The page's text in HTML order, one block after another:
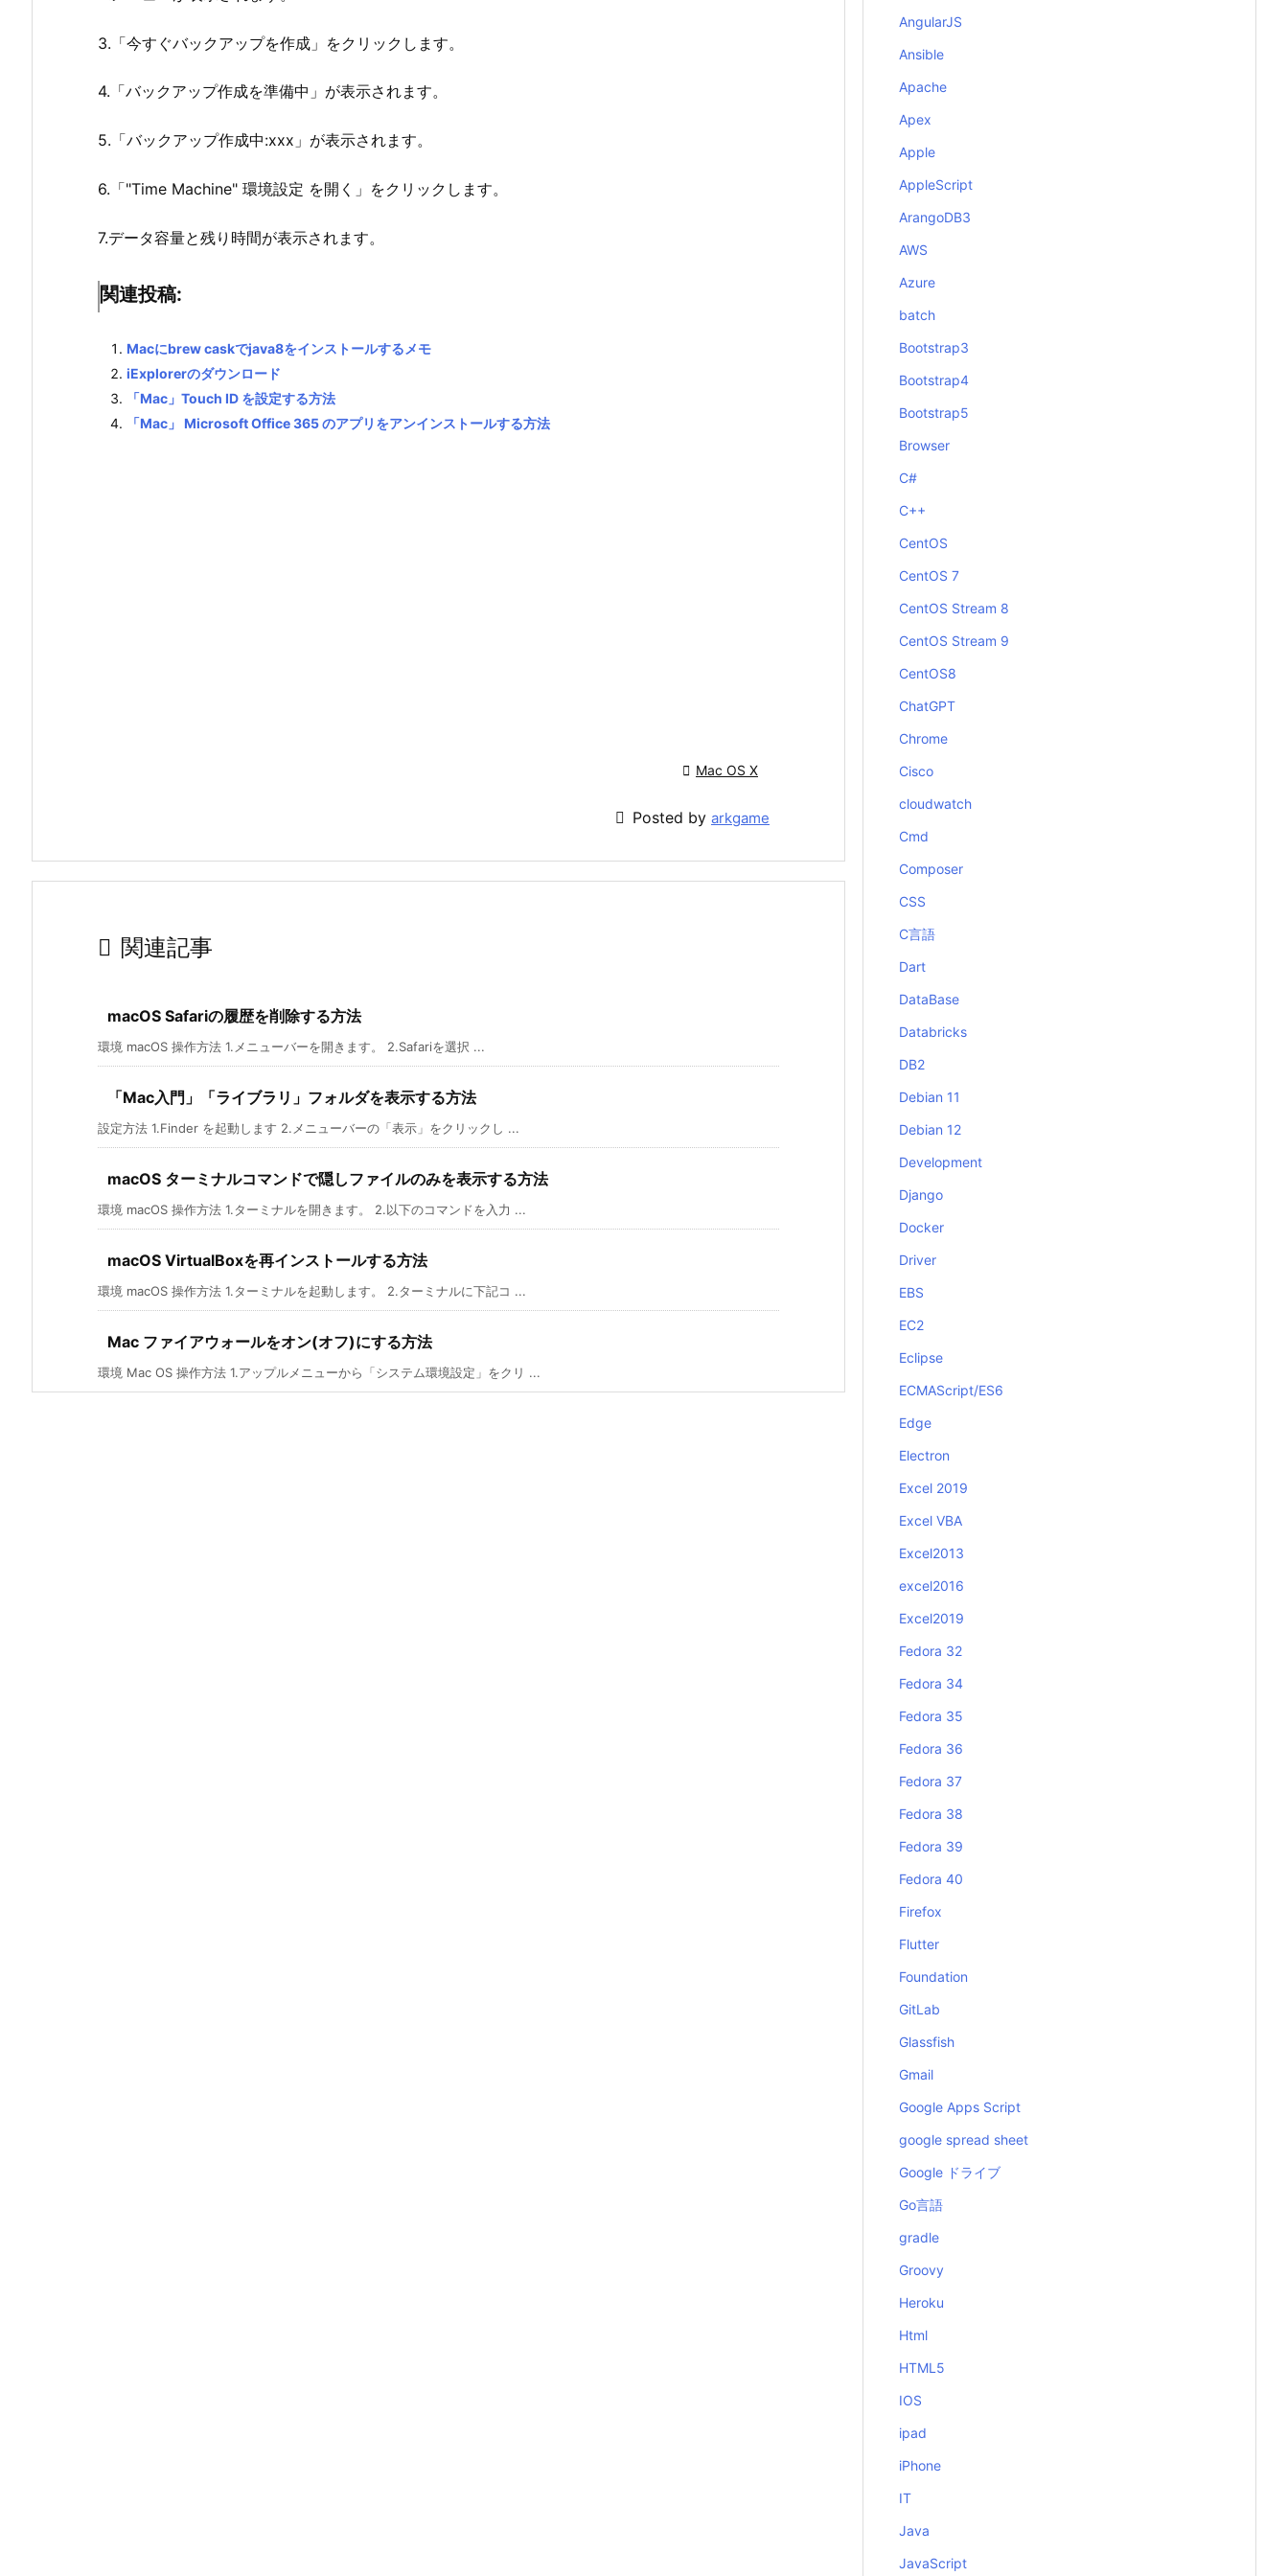
3.「今すぐバックアップを作成」をクリックします。
4.「バックアップ作成を準備中」が表示されます。
5.「バックアップ作成中:xxx」が表示されます。
6.「"Time Machine" 環境設定 を開く」をクリックします。
7.データ容量と残り時間が表示されます。
関連投稿:
Macにbrew caskでjava8をインストールするメモ
iExplorerのダウンロード
「Mac」Touch ID を設定する方法
「Mac」 Microsoft Office 365 のアプリをアンインストールする方法
 Mac OS X
 Posted by arkgame
 関連記事
macOS Safariの履歴を削除する方法
環境 macOS 操作方法 1.メニューバーを開きます。 2.Safariを選択 ...
「Mac入門」「ライブラリ」フォルダを表示する方法
設定方法 1.Finder を起動します 2.メニューバーの「表示」をクリックし ...
macOS ターミナルコマンドで隠しファイルのみを表示する方法
環境 macOS 操作方法 1.ターミナルを開きます。 2.以下のコマンドを入力 ...
macOS VirtualBoxを再インストールする方法
環境 macOS 操作方法 1.ターミナルを起動します。 2.ターミナルに下記コ ...
Mac ファイアウォールをオン(オフ)にする方法
環境 Mac OS 操作方法 1.アップルメニューから「システム環境設定」をクリ ...
AngularJS
Ansible
Apache
Apex
Apple
AppleScript
ArangoDB3
AWS
Azure
batch
Bootstrap3
Bootstrap4
Bootstrap5
Browser
C#
C++
CentOS
CentOS 7
CentOS Stream 8
CentOS Stream 9
CentOS8
ChatGPT
Chrome
Cisco
cloudwatch
Cmd
Composer
CSS
C言語
Dart
DataBase
Databricks
DB2
Debian 11
Debian 12
Development
Django
Docker
Driver
EBS
EC2
Eclipse
ECMAScript/ES6
Edge
Electron
Excel 2019
Excel VBA
Excel2013
excel2016
Excel2019
Fedora 32
Fedora 34
Fedora 35
Fedora 36
Fedora 37
Fedora 38
Fedora 39
Fedora 40
Firefox
Flutter
Foundation
GitLab
Glassfish
Gmail
Google Apps Script
google spread sheet
Google ドライブ
Go言語
gradle
Groovy
Heroku
Html
HTML5
IOS
ipad
iPhone
IT
Java
JavaScript